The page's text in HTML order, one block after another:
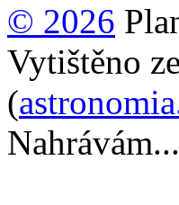
© 2026
Vytištěno
(
Nahrávám...